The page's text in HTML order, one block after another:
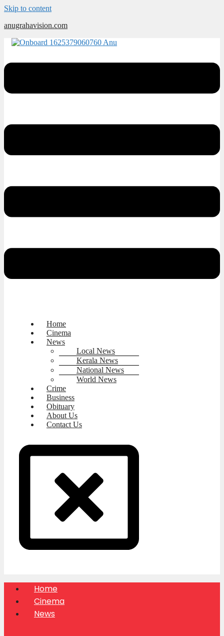
Skip to content
anugrahavision.com
Home
Cinema
News
Local News
Kerala News
National News
World News
Crime
Business
Obituary
About Us
Contact Us
Home
Cinema
News